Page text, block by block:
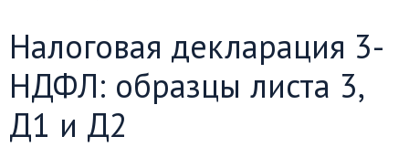
Налоговая декларация 3-
НДФЛ: образцы листа 3,
Д1 и Д2